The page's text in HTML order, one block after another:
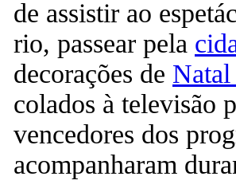
de assistir ao
rio, passear pela
decorações de
colados à televisão
vencedores dos
acompanharam